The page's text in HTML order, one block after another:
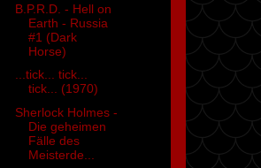
B.P.R.D. - Hell on
Earth - Russia
#1 (Dark
Horse)
...tick... tick...
tick... (1970)
Sherlock Holmes -
Die geheimen
Fälle des
Meisterde...